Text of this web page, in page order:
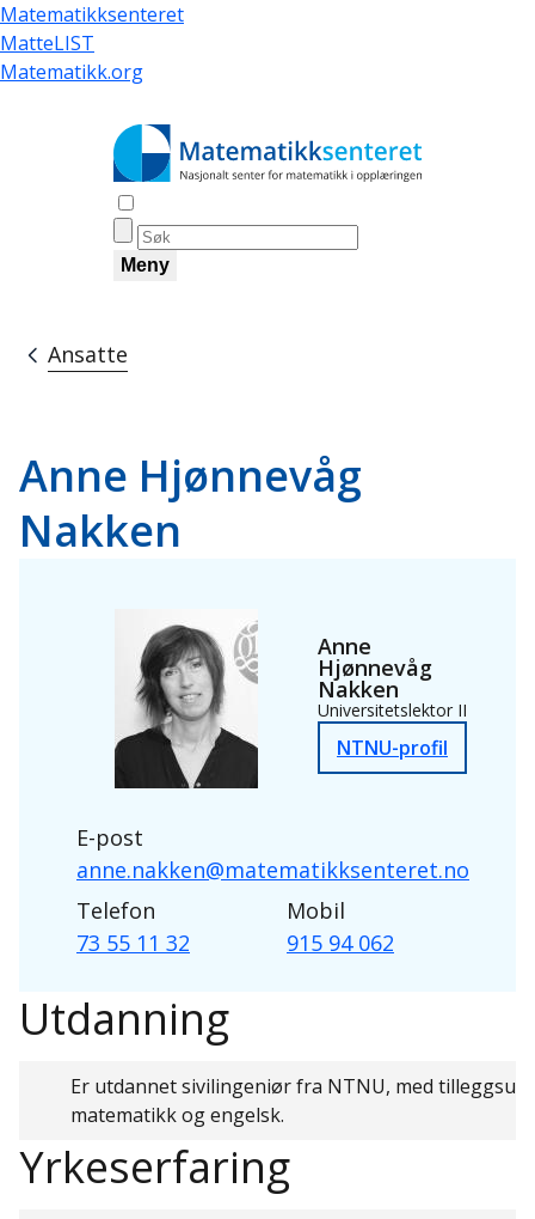
Hopp
til
hovedinnhold
Matematikksenteret
MatteLIST
Matematikk.org
Meny
Navigasjonssti
Ansatte
Anne Hjønnevåg
Nakken
Anne
Hjønnevåg
Nakken
Universitetslektor II
NTNU-profil
E-post
anne.nakken@matematikksenteret.no
Telefon
73 55 11 32
Mobil
915 94 062
Utdanning
Er utdannet sivilingeniør fra NTNU, med
matematikk og engelsk.
Yrkeserfaring